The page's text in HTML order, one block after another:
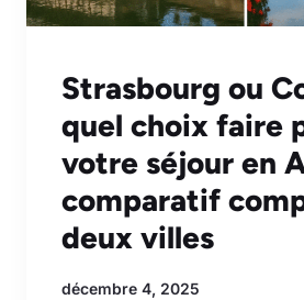
Strasbourg ou
quel choix faire
votre séjour en
comparatif
deux villes
décembre 4, 2025